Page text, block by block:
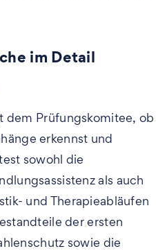
im Detail
dem Prüfungskomitee, ob
erkennst und
sowohl die
als auch
und Therapieabläufen
der ersten
sowie die